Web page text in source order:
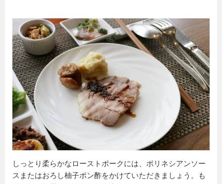
しっとり柔らかなローストポークには、ポリネシアンソー
スまたはおろし柚子ポン酢をかけていただきましょう。も